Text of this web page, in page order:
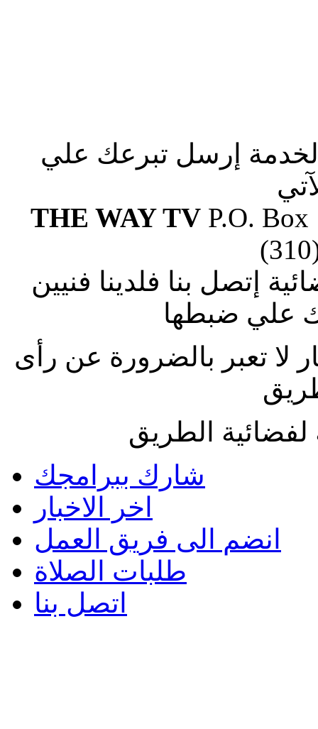
إرسل تبرعك علي
THE WAY TVP.O. Box
إتصل بنا فلدينا فنيين
علي ضبطها
لا تعبر بالضرورة عن رأى
الطريق
شارك ببرامجك
اخر الاخبار
انضم الى فريق العمل
طلبات الصلاة
اتصل بنا